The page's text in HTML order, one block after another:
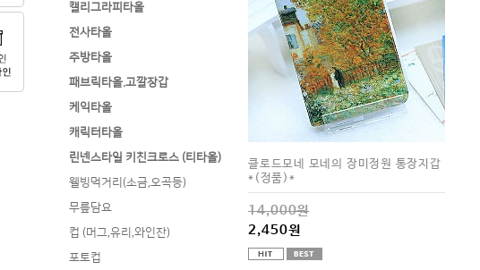
캘리그라피타올
전사타올
주방타올
패브릭타올.고깔장갑
케익타올
캐릭터타올
린넨스타일 키친크로스 (티타올)
웰빙먹거리(소금,오곡등)
무릎담요
컵 (머그,유리,와인잔)
포토컵
클로드모네 모네의 장미정원 통장지갑
*(정품)*
14,000원
2,450원